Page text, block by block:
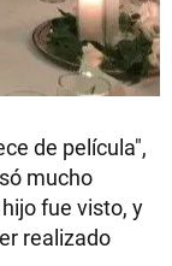
de película",
mucho
fue visto, y
realizado